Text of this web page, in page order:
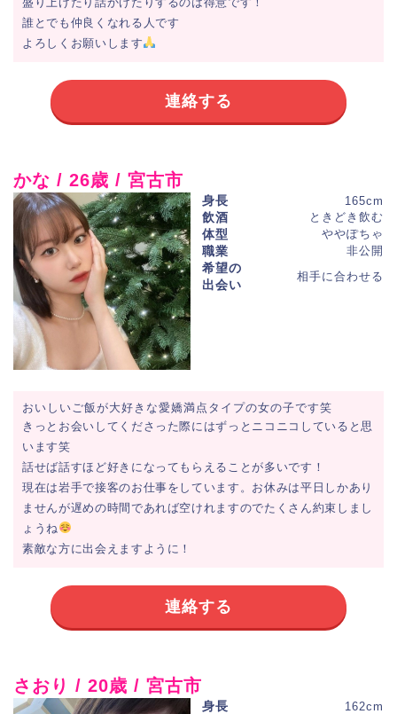
誰とでも仲良くなれる人です
よろしくお願いします
連絡する
かな / 26歳 / 宮古市
身長 165cm
飲酒 ときどき飲む
体型 ややぽちゃ
職業 非公開
希望の
出会い
相手に合わせる
おいしいご飯が大好きな愛嬌満点タイプの女の子です笑
きっとお会いしてくださった際にはずっとニコニコしていると思
います笑
話せば話すほど好きになってもらえることが多いです！
現在は岩手で接客のお仕事をしています。お休みは平日しかあり
ませんが遅めの時間であれば空けれますのでたくさん約束しまし
ょうね
素敵な方に出会えますように！
連絡する
さおり / 20歳 / 宮古市
身長 162cm